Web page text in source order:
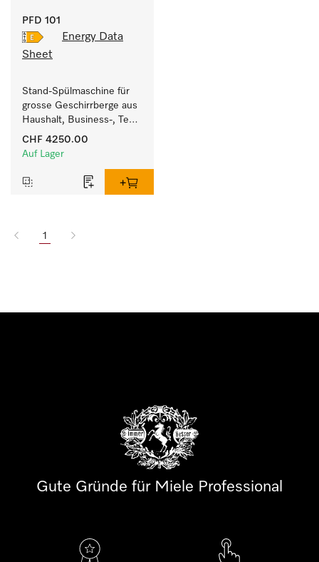
PFD 101
Energy Data
Sheet
Stand-Spülmaschine für
grosse Geschirrberge aus
Haushalt, Business-, Tee-
und Spülküchen.
CHF 4250.00
Auf Lager
1
Gute Gründe für Miele Professional